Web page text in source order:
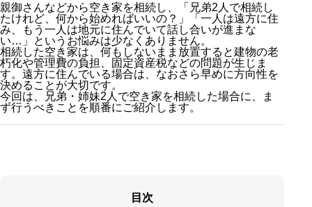
親御さんなどから空き家を相続し、「兄弟2人で相続し
たけれど、何から始めればいいの？」「一人は遠方に住
み、もう一人は地元に住んでいて話し合いが進まな
い…」というお悩みは少なくありません。
相続した空き家は、何もしないまま放置すると建物の老
朽化や管理費の負担、固定資産税などの問題が生じま
す。遠方に住んでいる場合は、なおさら早めに方向性を
決めることが大切です。
今回は、兄弟・姉妹2人で空き家を相続した場合に、ま
ず行うべきことを順番にご紹介します。
目次